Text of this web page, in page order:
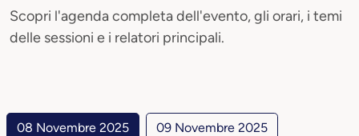
Scopri l'agenda completa dell'evento, gli orari, i temi
delle sessioni e i relatori principali.
08 Novembre 2025 09 Novembre 2025